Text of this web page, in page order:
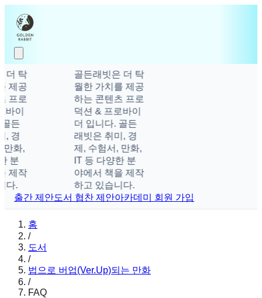
탁
제공
프로
이
든
경
화,
분
제작
.
골든래빗은 더 탁
월한 가치를 제공
하는 콘텐츠 프로
덕션 & 프로바이
더 입니다. 골든
래빗은 취미, 경
제, 수험서, 만화,
IT 등 다양한 분
야에서 책을 제작
하고 있습니다.
출간 제안도서 협찬 제안아카데미 회원 가입
홈
/
도서
/
법으로 버업(Ver.Up)되는 만화
/
FAQ